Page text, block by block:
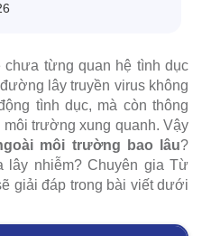
chưa từng quan hệ tình dục
lây truyền virus không
tình dục, mà còn thông
trường xung quanh. Vậy
môi trường bao lâu?
lây nhiễm? Chuyên gia Từ
giải đáp trong bài viết dưới